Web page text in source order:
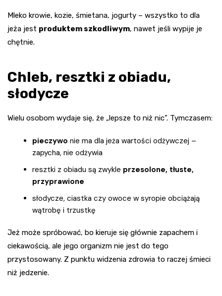
Mleko krowie, kozie, śmietana, jogurty – wszystko to dla
jeża jest produktem szkodliwym, nawet jeśli wypije je
chętnie.
Chleb, resztki z obiadu,
słodycze
Wielu osobom wydaje się, że „lepsze to niż nic”. Tymczasem:
pieczywo nie ma dla jeża wartości odżywczej –
zapycha, nie odżywia
resztki z obiadu są zwykle przesolone, tłuste,
przyprawione
słodycze, ciastka czy owoce w syropie obciążają
wątrobę i trzustkę
Jeż może spróbować, bo kieruje się głównie zapachem i
ciekawością, ale jego organizm nie jest do tego
przystosowany. Z punktu widzenia zdrowia to raczej śmieci
niż jedzenie.